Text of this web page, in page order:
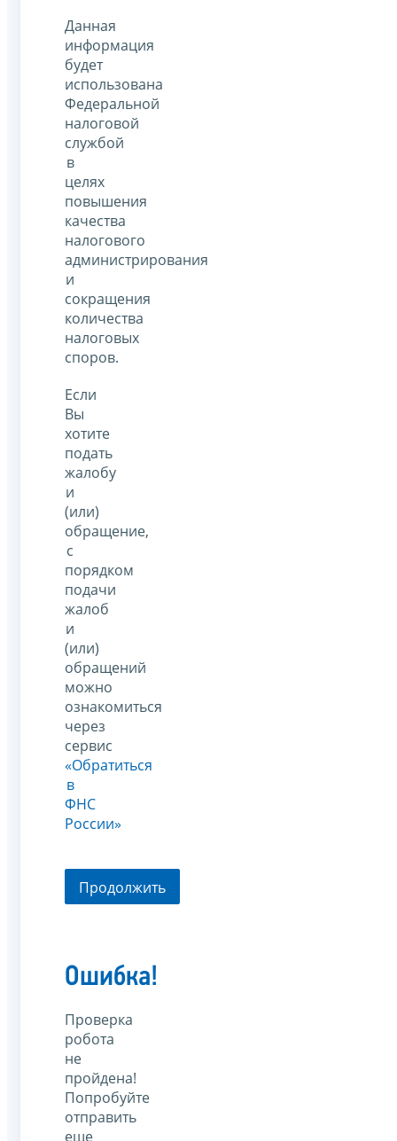
Данная
информация
будет
использована
Федеральной
налоговой
службой
в
целях
повышения
качества
налогового
администрирования
и
сокращения
количества
налоговых
споров.
Если
Вы
хотите
подать
жалобу
и
(или)
обращение,
с
порядком
подачи
жалоб
и
(или)
обращений
можно
ознакомиться
через
сервис
«Обратиться
в
ФНС
России»
Продолжить
Ошибка!
Проверка
робота
не
пройдена!
Попробуйте
отправить
еще